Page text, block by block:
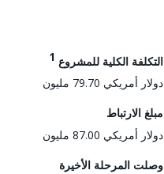
التكلفة الكلية للمشروع 1
دولار أمريكي 79.70 مليون
مبلغ الارتباط
دولار أمريكي 87.00 مليون
وصلت المرحلة الأخيرة